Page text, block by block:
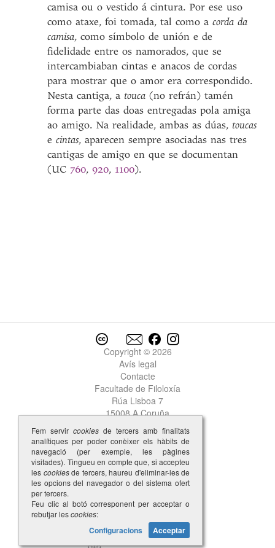
camisa ou o vestido á cintura. Por ese uso
como ataxe, foi tomada, tal como acorda da
camisa, como símbolo de unión e de
fidelidade entre os namorados, que se
intercambiaban cintas e anacos de cordas
para mostrar que o amor era correspondido.
Nesta cantiga, atouca(no refrán) tamén
forma parte das doas entregadas pola amiga
ao amigo. Na realidade, ambas as dúas,toucas
ecintas, aparecen sempre asociadas nas tres
cantigas de amigo en que se documentan
(UC760,920, 1100).
Copyright © 2026
Avís legal
Contacte
Facultade de Filoloxía
Rúa Lisboa 7
15008 A Coruña
Fem servir cookies de tercers amb finalitats
analítiques per poder conèixer els hàbits de
navegació (per exemple, les pàgines
visitades). Tingueu en compte que, si accepteu
les cookiesde tercers, haureu d'eliminar-les de
les opcions del navegador o del sistema ofert
per tercers.
Feu clic al botó corresponent per acceptar o
rebutjar lescookies:
Configuracions Acceptar